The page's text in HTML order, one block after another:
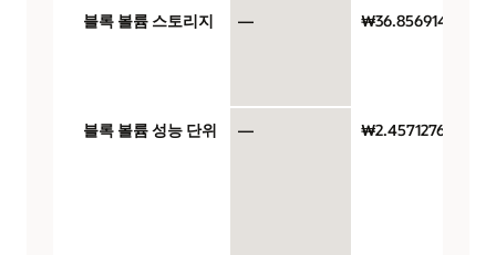
블록 볼륨 스토리지 — ₩36.8569146
블록 볼륨 성능 단위 — ₩2.45712764